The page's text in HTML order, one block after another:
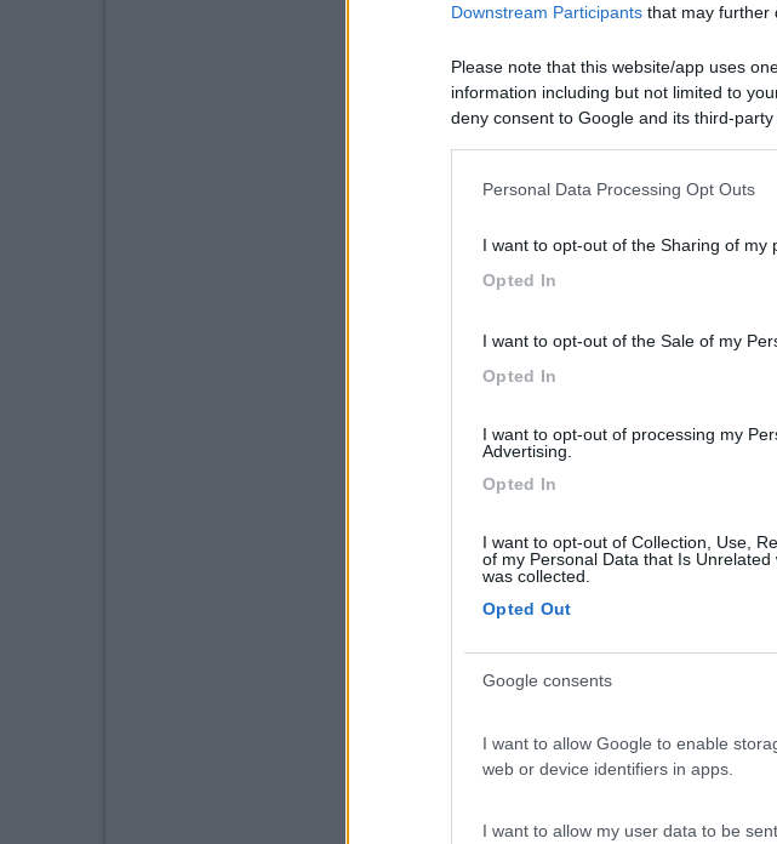
Downstream Participants that may further
Please note that this website/app uses
information including but not limited to
deny consent to Google and its third-
Personal Data Processing Opt Outs
I want to opt-out of the Sharing of my
Opted In
I want to opt-out of the Sale of my
Opted In
I want to opt-out of processing my
Advertising.
Opted In
I want to opt-out of Collection, Use,
of my Personal Data that Is
was collected.
Opted Out
Google consents
I want to allow Google to enable
web or device identifiers in apps.
I want to allow my user data to be